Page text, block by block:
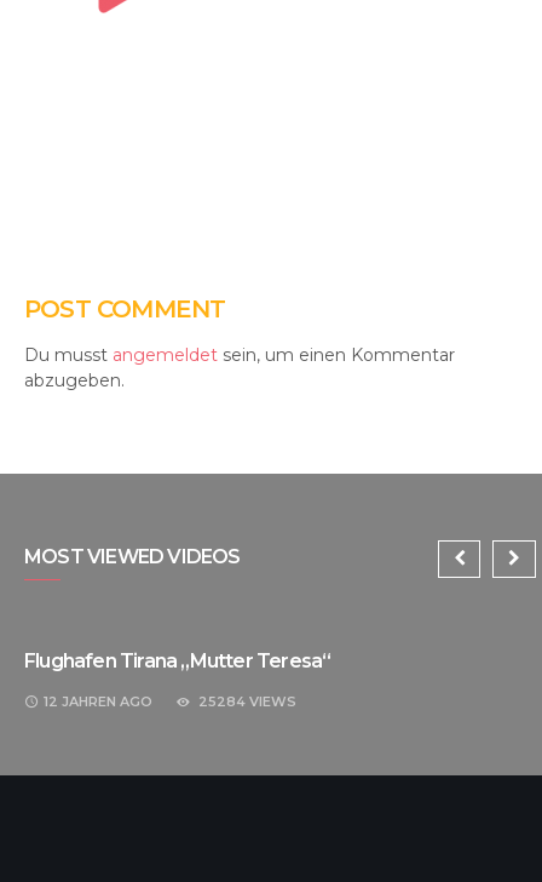
POST COMMENT
Du musst angemeldet sein, um einen Kommentar
abzugeben.
MOST VIEWED VIDEOS
Flughafen Tirana „Mutter Teresa“
12 JAHREN AGO 25284 VIEWS